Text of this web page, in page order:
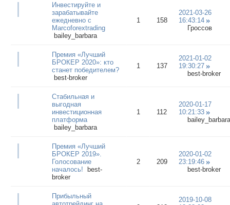
Инвестируйте и
зарабатывайте
ежедневно с
Marcoforextrading
bailey_barbara
1 158
2021-03-26
16:43:14
Гроссов
Премия «Лучший
БРОКЕР 2020»: кто
станет победителем?
best-broker
1 137
2021-01-02
19:30:27
best-broker
Стабильная и
выгодная
инвестиционная
платформа
bailey_barbara
1 112
2020-01-17
10:21:33
bailey_barbara
Премия «Лучший
БРОКЕР 2019».
Голосование
началось! best-
broker
2 209
2020-01-02
23:19:46
best-broker
Прибыльный
2019-10-08